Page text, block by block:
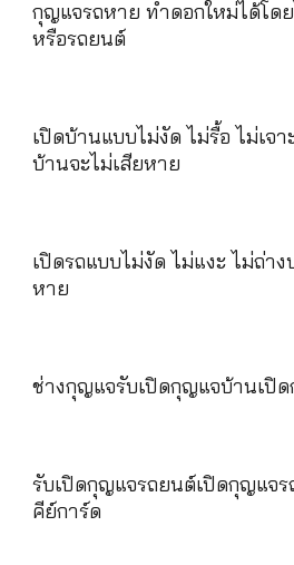
กุญแจรถหาย ทำดอกใหม่ได้โด
หรือรถยนต์
เปิดบ้านแบบไม่งัด ไม่รื้อ ไม่เจ
บ้านจะไม่เสียหาย
เปิดรถแบบไม่งัด ไม่แงะ ไม่ถ่าง
หาย
ช่างกุญแจรับเปิดกุญแจบ้านเปิ
รับเปิดกุญแจรถยนต์เปิดกุญแจ
คีย์การ์ด